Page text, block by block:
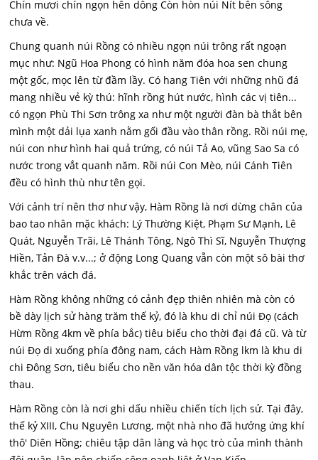
Chín mươi chín ngọn hên dông Còn hòn núi Nít bên sông
chưa về.
Chung quanh núi Rồng có nhiều ngọn núi trông rất ngoạn
mục như: Ngũ Hoa Phong có hình năm đóa hoa sen chung
một gốc, mọc lên từ đầm lầy. Có hang Tiên với những nhũ đá
mang nhiều vẻ kỳ thú: hĩnh rồng hút nước, hình các vị tiên...
có ngọn Phù Thi Sơn trông xa như một người đàn bà thắt bên
mình một dải lụa xanh nằm gối đầu vào thân rồng. Rồi núi mẹ,
núi con như hình hai quả trứng, có núi Tả Ao, vũng Sao Sa có
nước trong vắt quanh năm. Rồi núi Con Mèo, núi Cánh Tiên
đều có hình thù như tên gọi.
Với cảnh trí nên thơ như vậy, Hàm Rồng là nơi dừng chân của
bao tao nhân mặc khách: Lý Thường Kiệt, Phạm Sư Mạnh, Lê
Quát, Nguyễn Trãi, Lê Thánh Tông, Ngô Thì Sĩ, Nguyễn Thượng
Hiền, Tản Đà v.v...; ở động Long Quang vẫn còn một sô bài thơ
khắc trên vách đá.
Hàm Rồng không những có cảnh đẹp thiên nhiên mà còn có
bề dày lịch sử hàng trăm thế kỷ, đó là khu di chỉ núi Đọ (cách
Hừm Rồng 4km về phía bắc) tiêu biếu cho thời đại đá cũ. Và từ
núi Đọ di xuống phía đông nam, cách Hàm Rồng lkm là khu di
chi Đông Sơn, tiêu biểu cho nền văn hóa dân tộc thời kỳ đồng
thau.
Hàm Rồng còn là nơi ghi dấu nhiều chiến tích lịch sử. Tại đây,
thế kỷ XIII, Chu Nguyên Lương, một nhà nho đã hưởng ứng khí
thô' Diên Hồng; chiêu tập dân làng và học trò của mình thành